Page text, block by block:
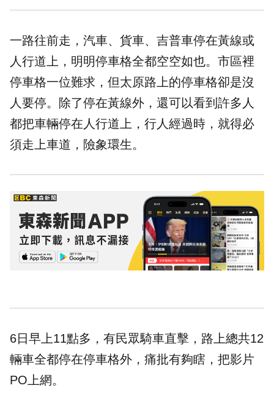
一路往前走，汽車、貨車、吉普車停在黃線或
人行道上，明明停車格全都空空如也。市區裡
停車格一位難求，但太原路上的停車格卻是沒
人要停。除了停在黃線外，還可以看到許多人
都把車輛停在人行道上，行人經過時，就得必
須走上車道，險象環生。
6日早上11點多，有民眾騎車直擊，路上總共12
輛車全都停在停車格外，痛批有夠瞎，把影片
PO上網。